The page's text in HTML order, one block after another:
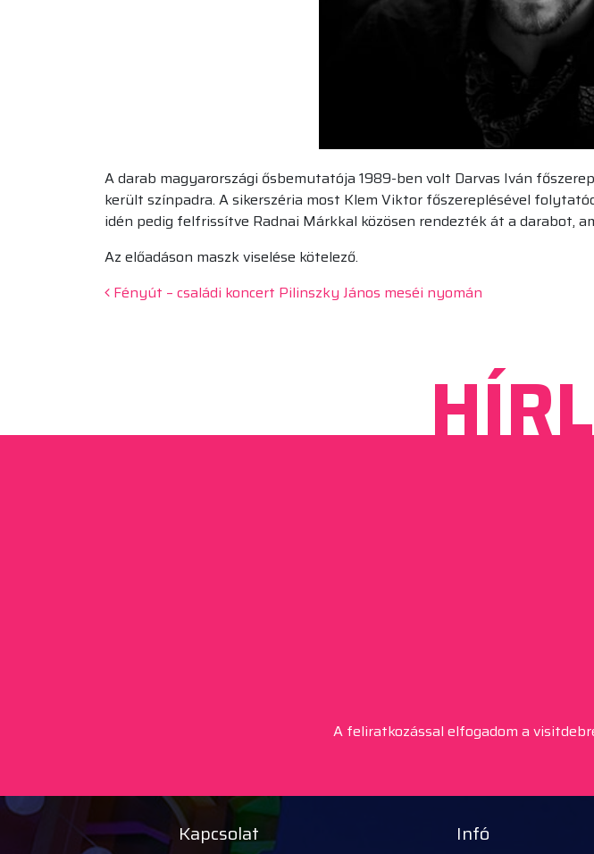
A darab magyarországi ősbemutatója 1989-ben volt Darvas Iván
került színpadra. A sikerszéria most Klem Viktor főszereplésével
idén pedig felfrissítve Radnai Márkkal közösen rendezték át a darabot,
Az előadáson maszk viselése kötelező.
Beitrags-Navigation
Fényút – családi koncert Pilinszky János meséi nyomán
A feliratkozással elfogadom a
Kapcsolat Infó